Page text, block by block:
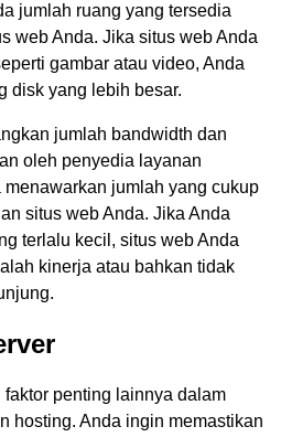
jumlah ruang yang tersedia
web Anda. Jika situs web Anda
gambar atau video, Anda
disk yang lebih besar.
jumlah bandwidth dan
oleh penyedia layanan
jumlah yang cukup
situs web Anda. Jika Anda
terlalu kecil, situs web Anda
kinerja atau bahkan tidak
penting lainnya dalam
hosting. Anda ingin memastikan